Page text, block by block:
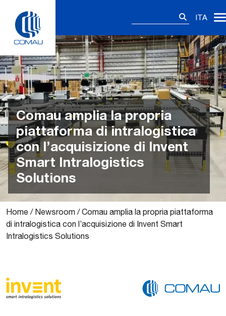
content
ITA
Comau amplia la propria
piattaforma di intralogistica
con l’acquisizione di Invent
Smart Intralogistics
Solutions
Home / Newsroom /Comau amplia la propria piattaforma
di intralogistica con l’acquisizione di Invent Smart
Intralogistics Solutions